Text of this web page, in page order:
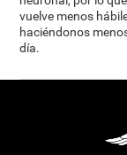
vuelve menos
haciéndonos
día.